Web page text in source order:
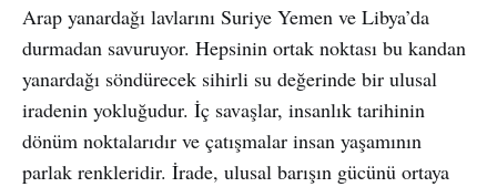
Arap yanardağı lavlarını Suriye Yemen ve Libya’da
durmadan savuruyor. Hepsinin ortak noktası bu kandan
yanardağı söndürecek sihirli su değerinde bir ulusal
iradenin yokluğudur. İç savaşlar, insanlık tarihinin
dönüm noktalarıdır ve çatışmalar insan yaşamının
parlak renkleridir. İrade, ulusal barışın gücünü ortaya